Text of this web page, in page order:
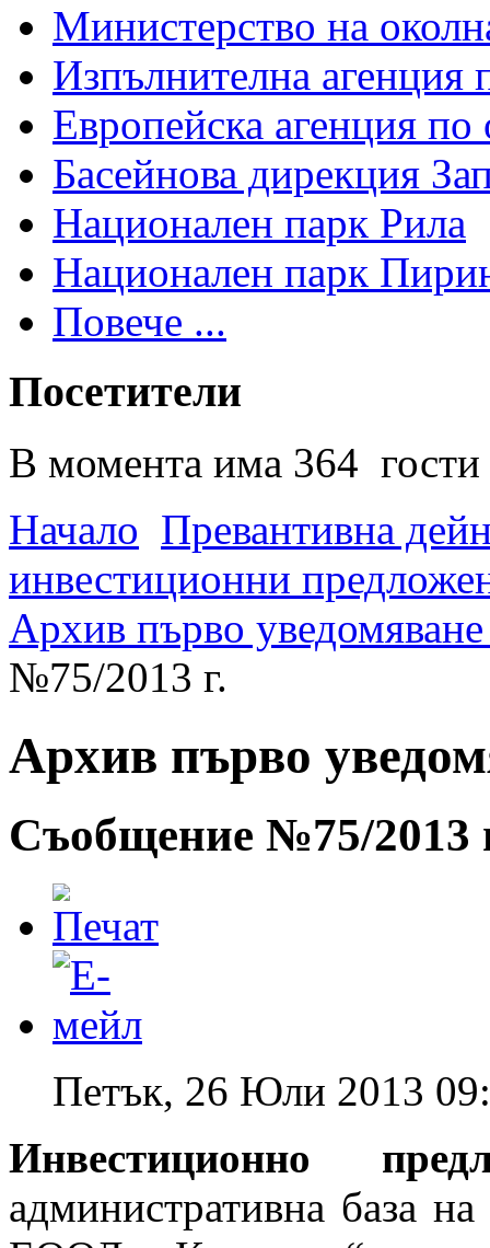
Министерство на
Изпълнителна агенция
Европейска агенция по
Басейнова дирекция
Национален парк Рила
Национален парк
Повече ...
Посетители
В момента има 364 гости
Начало Превантивна
инвестиционни
Архив първо
№75/2013 г.
Архив първо
Съобщение №75/2013
Петък, 26 Юли 2013
Инвестиционно
административна база